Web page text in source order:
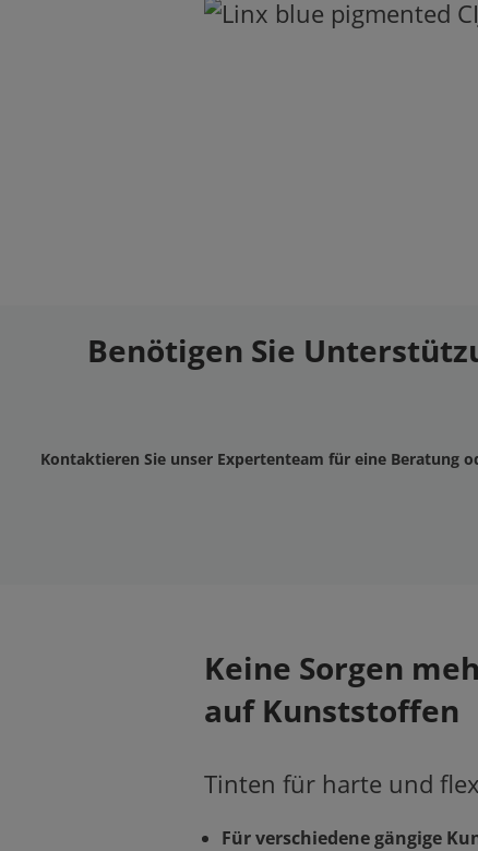
Benötigen Sie
Kontaktieren Sie unser Expertenteam für eine Beratung
Keine Sorgen
auf Kunststoffen
Tinten für harte und
Für verschiedene gängige